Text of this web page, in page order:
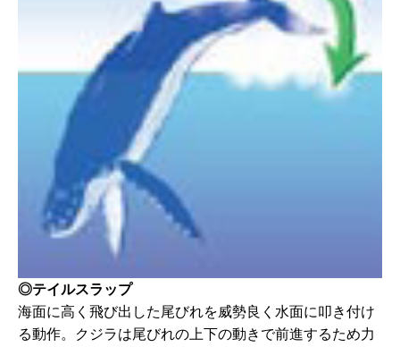
◎テイルスラップ
海面に高く飛び出した尾びれを威勢良く水面に叩き付け
る動作。クジラは尾びれの上下の動きで前進するため力